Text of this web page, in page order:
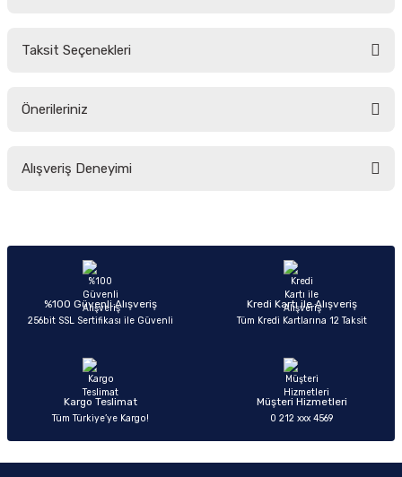
Taksit Seçenekleri
Önerileriniz
yetersiz gördüğünüz noktaları öneri formunu kullanarak tarafımıza
Ürün açıklamasında eksik bilgiler bulunuyor.
Ürün bilgilerinde hatalar bulunuyor.
Ürün fiyatı diğer sitelerden daha pahalı.
Alışveriş Deneyimi
Sitemize ilk yorumu siz yapın!
%100 Güvenli Alışveriş
256bit SSL Sertifikası ile Güvenli
Kredi Kartı ile Alışveriş
Tüm Kredi Kartlarına 12 Taksit
Kargo Teslimat
Tüm Türkiye’ye Kargo!
Müşteri Hizmetleri
0 212 xxx 4569